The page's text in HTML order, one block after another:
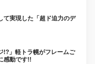
て実現した「超ド迫力のデ
!?」軽トラ幌がフレームご
感動です!!